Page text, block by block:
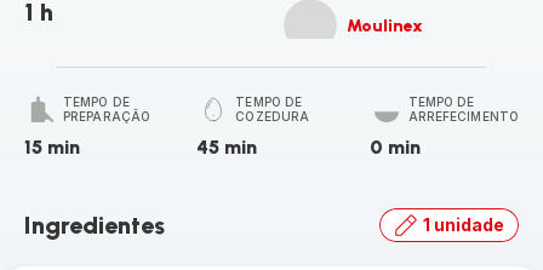
1 h Moulinex
TEMPO DE
PREPARAÇÃO
15 min
TEMPO DE
COZEDURA
45 min
TEMPO DE
ARREFECIMENTO
0 min
Ingredientes 1 unidade